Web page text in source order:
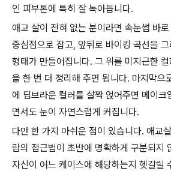
인 피부톤에 특히 잘 녹아듭니다.
애교 살이 전혀 없는 분이라면 속눈썹 바
중심점으로 잡고, 앞뒤로 바이킹 곡선을
형태가 만들어집니다. 그 위를 미지근한
을 한 번 더 정리해 주면 됩니다. 마지막으
에 딥브라운 컬러를 살짝 얹어주면 메이크
면서도 눈이 자연스럽게 커집니다.
다만 한 가지 아쉬운 점이 있습니다. 애교
람의 접근법이 초반에 명확하게 구분되지
자신이 어느 케이스에 해당하는지 헷갈릴